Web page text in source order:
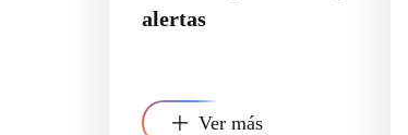
alertas
Ver más